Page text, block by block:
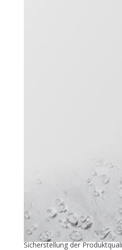
Zuver­läs­si­ge
26. Mai 2026
In der industriellen
Sicherstellung der